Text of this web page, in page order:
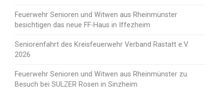
Feuerwehr Senioren und Witwen aus Rheinmünster
besichtigen das neue FF-Haus in Iffezheim
Seniorenfahrt des Kreisfeuerwehr Verband Rastatt e.V.
2026
Feuerwehr Senioren und Witwen aus Rheinmünster zu
Besuch bei SULZER Rosen in Sinzheim